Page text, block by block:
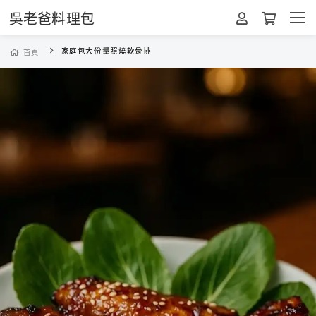
吳老爸料理包
首頁 家庭包大份量照燒軟骨排